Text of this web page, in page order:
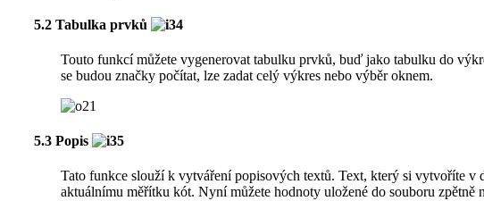
5.2 Tabulka prvků
Touto funkcí můžete vygenerovat tabulku prvků, buď jako tabulku do
se budou značky počítat, lze zadat celý výkres nebo výběr oknem.
5.3 Popis
Tato funkce slouží k vytváření popisových textů. Text, který si vytvoříte v
aktuálnímu měřítku kót. Nyní můžete hodnoty uložené do souboru